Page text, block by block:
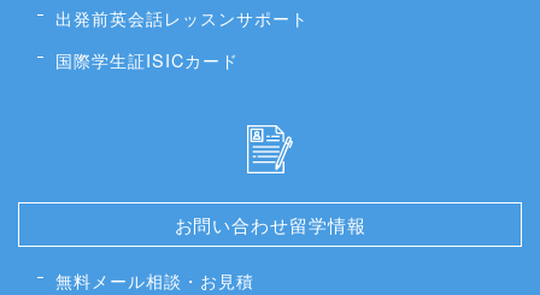
出発前英会話レッスンサポート
国際学生証ISICカード
お問い合わせ留学情報
無料メール相談・お見積